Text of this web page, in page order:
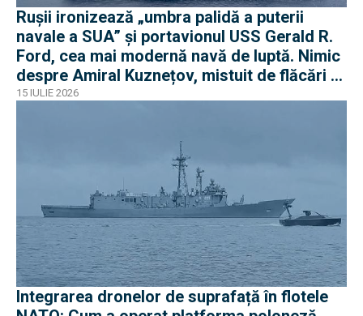
Rușii ironizează „umbra palidă a puterii
navale a SUA” și portavionul USS Gerald R.
Ford, cea mai modernă navă de luptă. Nimic
despre Amiral Kuznețov, mistuit de flăcări și
ruginit la cheu
15 IULIE 2026
Integrarea dronelor de suprafață în flotele